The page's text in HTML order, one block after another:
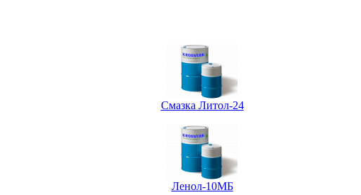
Смазка Литол-24
Ленол-10МБ